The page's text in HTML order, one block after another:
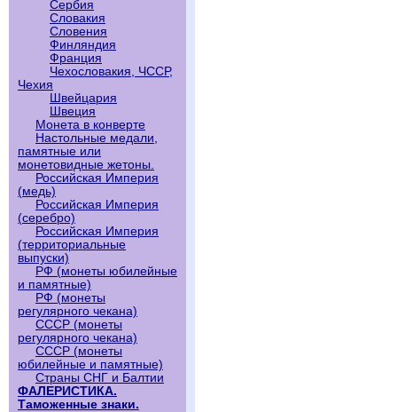
Сербия
Словакия
Словения
Финляндия
Франция
Чехословакия, ЧССР,
Чехия
Швейцария
Швеция
Монета в конверте
Настольные медали,
памятные или
монетовидные жетоны.
Российская Империя
(медь)
Российская Империя
(серебро)
Российская Империя
(территориальные
выпуски)
РФ (монеты юбилейные
и памятные)
РФ (монеты
регулярного чекана)
СССР (монеты
регулярного чекана)
СССР (монеты
юбилейные и памятные)
Страны СНГ и Балтии
ФАЛЕРИСТИКА.
Таможенные знаки.